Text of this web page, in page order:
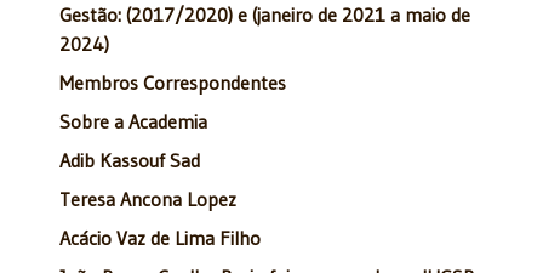
Gestão: (2017/2020) e (janeiro de 2021 a maio de
2024)
Membros Correspondentes
Sobre a Academia
Adib Kassouf Sad
Teresa Ancona Lopez
Acácio Vaz de Lima Filho